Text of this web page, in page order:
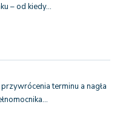
– od kiedy…
terminu a nagła